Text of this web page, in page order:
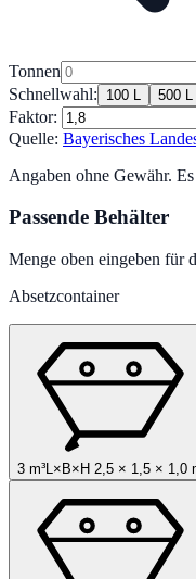
Tonnen
Schnellwahl:
100 L 500 L
Faktor:
Quelle: Bayerisches
Angaben ohne Gewähr.
Passende Behälter
Menge oben eingeben für
Absetzcontainer
3 m³L×B×H 2,5 × 1,5 × 1,0